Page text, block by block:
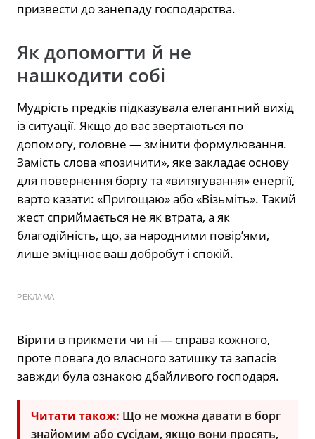
призвести до занепаду господарства.
Як допомогти й не
нашкодити собі
Мудрість предків підказувала елегантний вихід
із ситуації. Якщо до вас звертаються по
допомогу, головне — змінити формулювання.
Замість слова «позичити», яке закладає основу
для повернення боргу та «витягування» енергії,
варто казати: «Пригощаю» або «Візьміть». Такий
жест сприймається не як втрата, а як
благодійність, що, за народними повір’ями,
лише зміцнює ваш добробут і спокій.
РЕКЛАМА
Вірити в прикмети чи ні — справа кожного,
проте повага до власного затишку та запасів
завжди була ознакою дбайливого господаря.
Читати також: Що не можна давати в борг
знайомим або сусідам, якщо вони просять,